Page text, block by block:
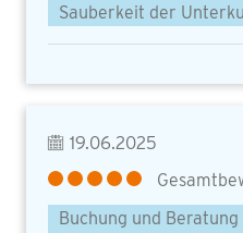
Sauberkeit der
19.06.2025
Buchung und Beratung